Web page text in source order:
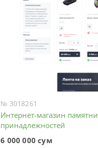
№ 3018261
Интернет-магазин
принадлежностей
6 000 000 сум